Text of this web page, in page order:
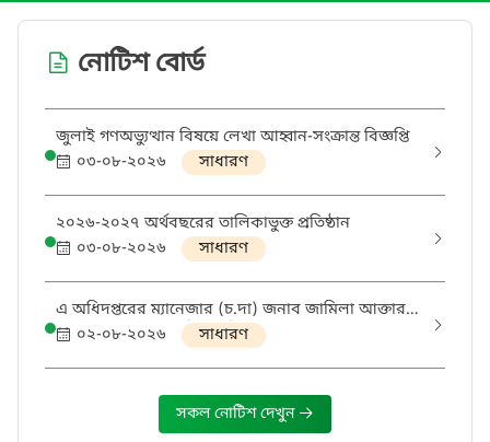
নোটিশ বোর্ড
জুলাই গণঅভ্যুত্থান বিষয়ে লেখা আহ্বান-সংক্রান্ত বিজ্ঞপ্তি
০৩-০৮-২০২৬
সাধারণ
২০২৬-২০২৭ অর্থবছরের তালিকাভুক্ত প্রতিষ্ঠান
০৩-০৮-২০২৬
সাধারণ
এ অধিদপ্তরের ম্যানেজার (চ.দা) জনাব জামিলা আক্তার
-এর অবসর উত্তর ছুটির অফিস আদেশ।
০২-০৮-২০২৬ সাধারণ
সকল নোটিশ দেখুন